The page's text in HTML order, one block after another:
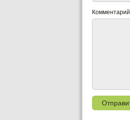
Комментарий